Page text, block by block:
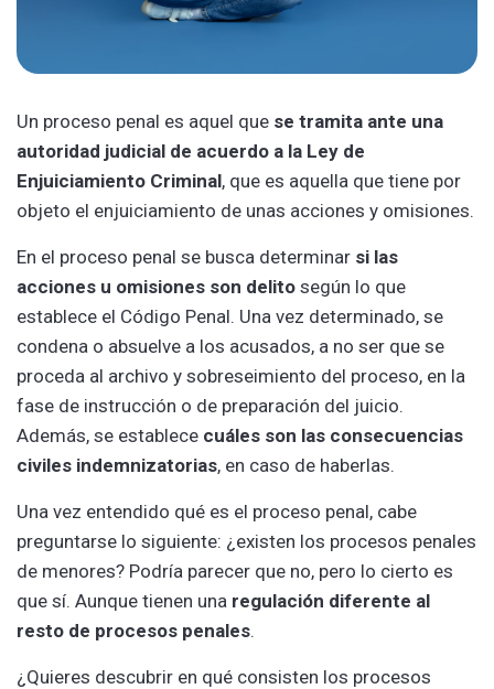
Un proceso penal es aquel que se tramita ante una
autoridad judicial de acuerdo a la Ley de
Enjuiciamiento Criminal, que es aquella que tiene por
objeto el enjuiciamiento de unas acciones y omisiones.
En el proceso penal se busca determinar si las
acciones u omisiones son delito según lo que
establece el Código Penal. Una vez determinado, se
condena o absuelve a los acusados, a no ser que se
proceda al archivo y sobreseimiento del proceso, en la
fase de instrucción o de preparación del juicio.
Además, se establece cuáles son las consecuencias
civiles indemnizatorias, en caso de haberlas.
Una vez entendido qué es el proceso penal, cabe
preguntarse lo siguiente: ¿existen los procesos penales
de menores? Podría parecer que no, pero lo cierto es
que sí. Aunque tienen una regulación diferente al
resto de procesos penales.
¿Quieres descubrir en qué consisten los procesos